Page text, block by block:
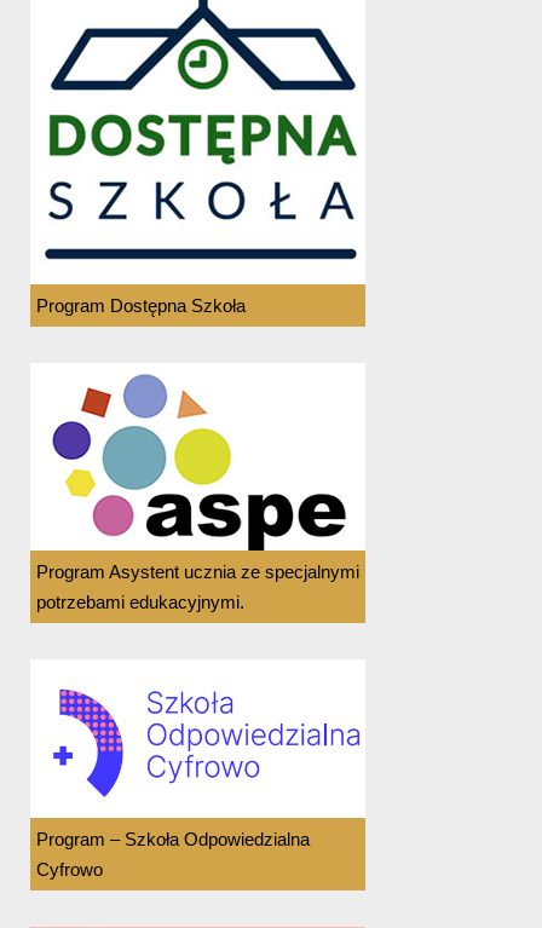
Program Dostępna Szkoła
Program Asystent ucznia ze specjalnymi
potrzebami edukacyjnymi.
Program – Szkoła Odpowiedzialna
Cyfrowo